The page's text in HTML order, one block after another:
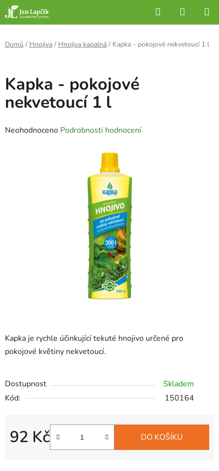
Přejít
na
obsah
Hledat
KOŠÍK
Domů / Hnojiva / Hnojiva kapalná / Kapka - pokojové nekvetoucí 1 l
Kapka je rychle účinkující tekuté hnojivo určené pro
pokojové květiny nekvetoucí.
Dostupnost
Skladem
Kód:
150164
92 Kč
Měrná cena:
DO KOŠÍKU
Kapka - pokojové
nekvetoucí 1 l
Průměrné
Neohodnoceno Podrobnosti hodnocení